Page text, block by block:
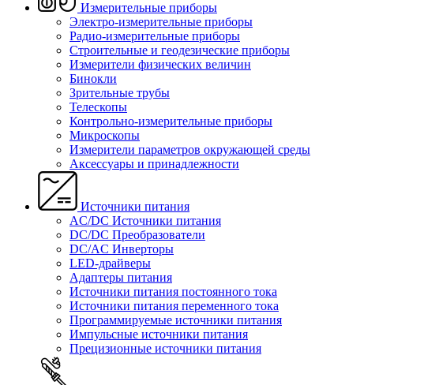
Измерительные приборы
Электро-измерительные приборы
Радио-измерительные приборы
Строительные и геодезические приборы
Измерители физических величин
Бинокли
Зрительные трубы
Телескопы
Контрольно-измерительные приборы
Микроскопы
Измерители параметров окружающей среды
Аксессуары и принадлежности
Источники питания
AC/DC Источники питания
DC/DC Преобразователи
DC/AC Инверторы
LED-драйверы
Адаптеры питания
Источники питания постоянного тока
Источники питания переменного тока
Программируемые источники питания
Импульсные источники питания
Прецизионные источники питания